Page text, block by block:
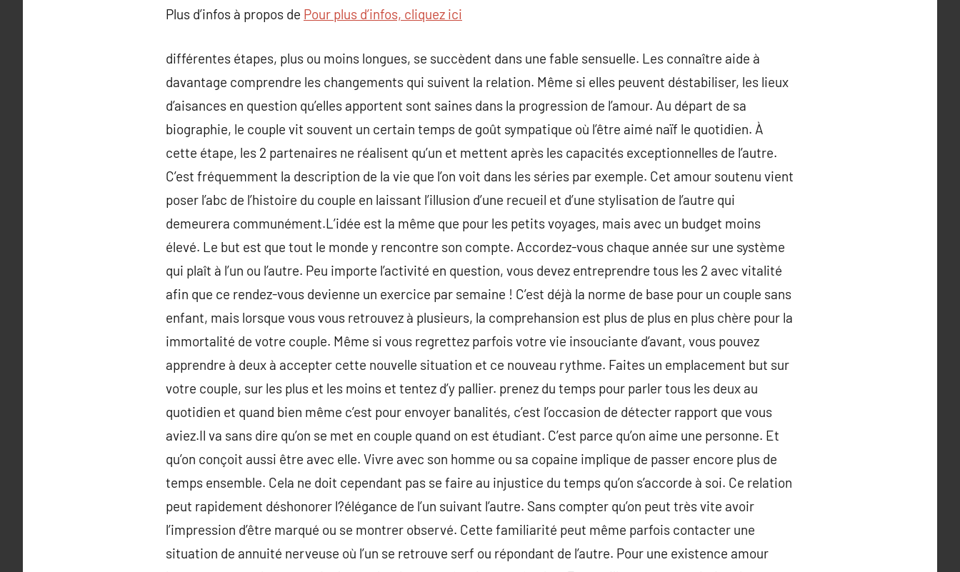
Plus d’infos à propos de Pour plus d’infos, cliquez ici
différentes étapes, plus ou moins longues, se succèdent dans une fable sensuelle. Les connaître aide à
davantage comprendre les changements qui suivent la relation. Même si elles peuvent déstabiliser, les lieux
d’aisances en question qu’elles apportent sont saines dans la progression de l’amour. Au départ de sa
biographie, le couple vit souvent un certain temps de goût sympatique où l’être aimé naïf le quotidien. À
cette étape, les 2 partenaires ne réalisent qu’un et mettent après les capacités exceptionnelles de l’autre.
C’est fréquemment la description de la vie que l’on voit dans les séries par exemple. Cet amour soutenu vient
poser l’abc de l’histoire du couple en laissant l’illusion d’une recueil et d’une stylisation de l’autre qui
demeurera communément.L’idée est la même que pour les petits voyages, mais avec un budget moins
élevé. Le but est que tout le monde y rencontre son compte. Accordez-vous chaque année sur une système
qui plaît à l’un ou l’autre. Peu importe l’activité en question, vous devez entreprendre tous les 2 avec vitalité
afin que ce rendez-vous devienne un exercice par semaine ! C’est déjà la norme de base pour un couple sans
enfant, mais lorsque vous vous retrouvez à plusieurs, la comprehansion est plus de plus en plus chère pour la
immortalité de votre couple. Même si vous regrettez parfois votre vie insouciante d’avant, vous pouvez
apprendre à deux à accepter cette nouvelle situation et ce nouveau rythme. Faites un emplacement but sur
votre couple, sur les plus et les moins et tentez d’y pallier. prenez du temps pour parler tous les deux au
quotidien et quand bien même c’est pour envoyer banalités, c’est l’occasion de détecter rapport que vous
aviez.Il va sans dire qu’on se met en couple quand on est étudiant. C’est parce qu’on aime une personne. Et
qu’on conçoit aussi être avec elle. Vivre avec son homme ou sa copaine implique de passer encore plus de
temps ensemble. Cela ne doit cependant pas se faire au injustice du temps qu’on s’accorde à soi. Ce relation
peut rapidement déshonorer l?élégance de l’un suivant l’autre. Sans compter qu’on peut très vite avoir
l’impression d’être marqué ou se montrer observé. Cette familiarité peut même parfois contacter une
situation de annuité nerveuse où l’un se retrouve serf ou répondant de l’autre. Pour une existence amour